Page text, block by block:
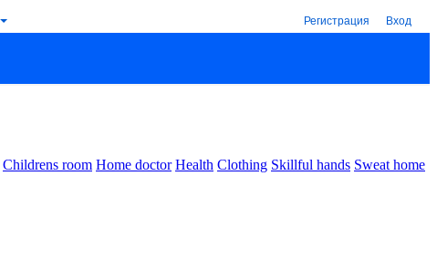
Регистрация Вход
Childrens room Home doctor Health Clothing Skillful hands Sweat home